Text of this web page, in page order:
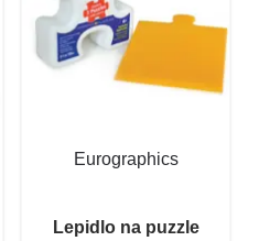
Eurographics
Lepidlo na puzzle